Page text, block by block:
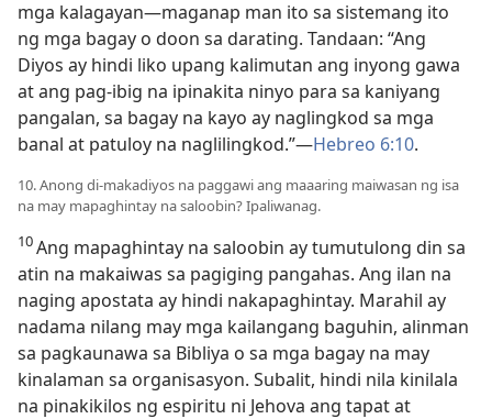
mga kalagayan​—maganap man ito sa sistemang ito
ng mga bagay o doon sa darating. Tandaan: “Ang
Diyos ay hindi liko upang kalimutan ang inyong gawa
at ang pag-ibig na ipinakita ninyo para sa kaniyang
pangalan, sa bagay na kayo ay naglingkod sa mga
banal at patuloy na naglilingkod.”​—Hebreo 6:10.
10. Anong di-makadiyos na paggawi ang maaaring maiwasan ng isa
na may mapaghintay na saloobin? Ipaliwanag.
10Ang mapaghintay na saloobin ay tumutulong din sa
atin na makaiwas sa pagiging pangahas. Ang ilan na
naging apostata ay hindi nakapaghintay. Marahil ay
nadama nilang may mga kailangang baguhin, alinman
sa pagkaunawa sa Bibliya o sa mga bagay na may
kinalaman sa organisasyon. Subalit, hindi nila kinilala
na pinakikilos ng espiritu ni Jehova ang tapat at